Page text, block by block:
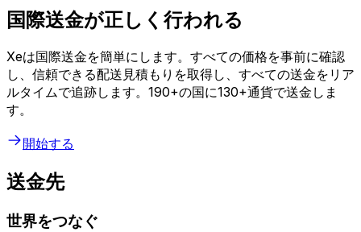
国際送金が正しく行われる
Xeは国際送金を簡単にします。すべての価格を事前に確認
し、信頼できる配送見積もりを取得し、すべての送金をリア
ルタイムで追跡します。190+の国に130+通貨で送金しま
す。
開始する
送金先
世界をつなぐ